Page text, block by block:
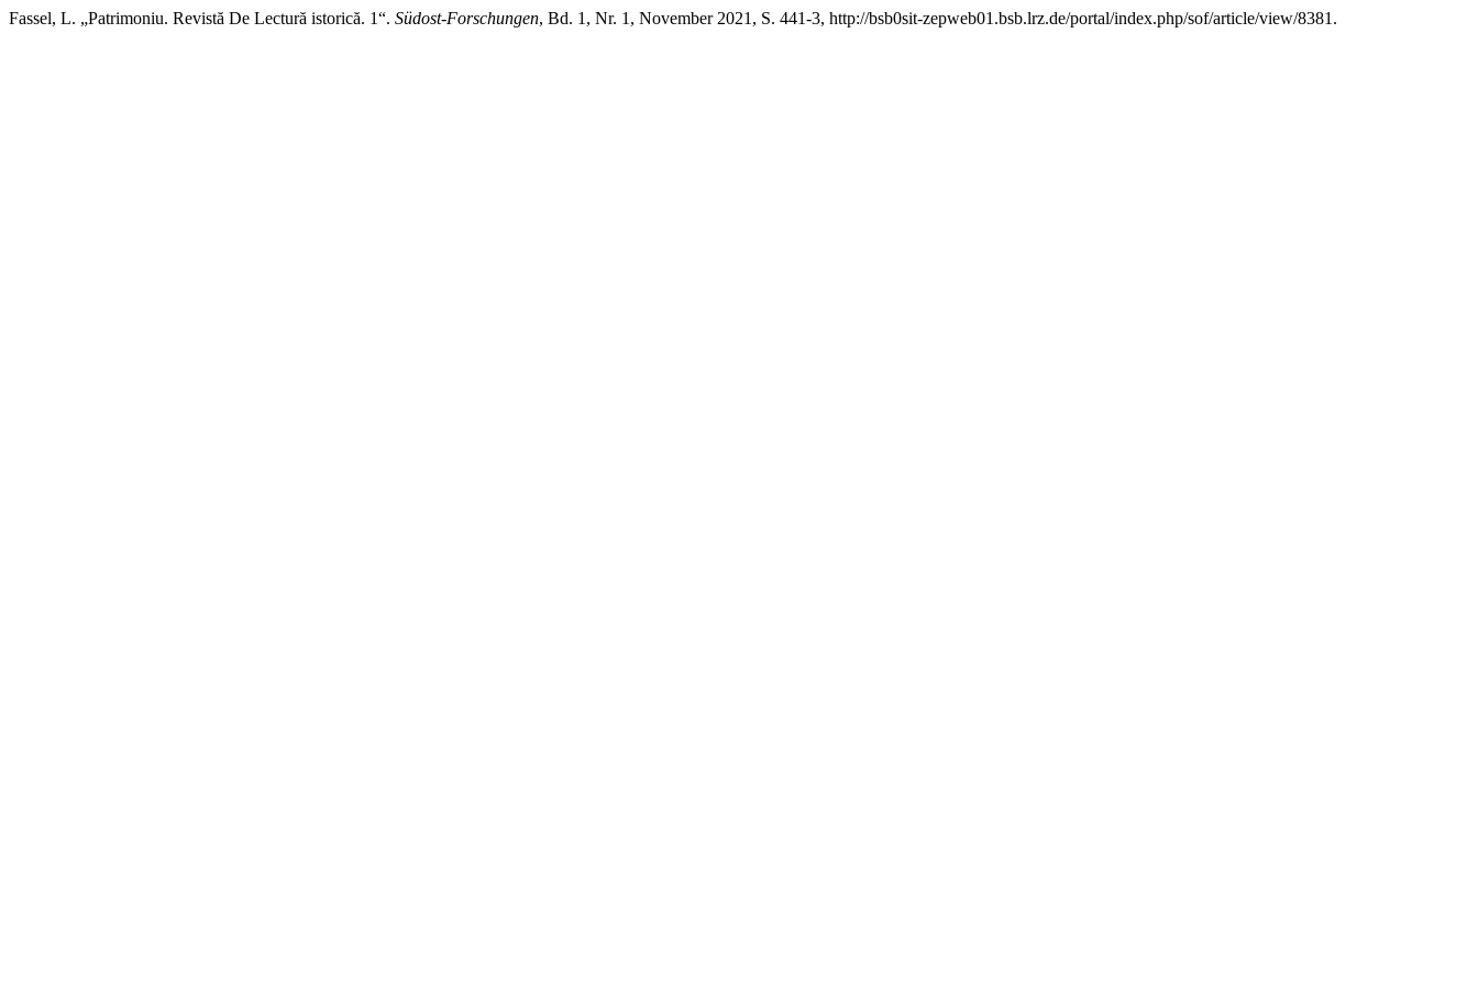
Fassel, L. „Patrimoniu. Revistă De Lectură istorică. 1“. Südost-Forschungen, Bd. 1, Nr. 1, November 2021, S. 441-3, http://bsb0sit-zepweb01.bsb.lrz.de/portal/index.php/sof/article/view/8381.